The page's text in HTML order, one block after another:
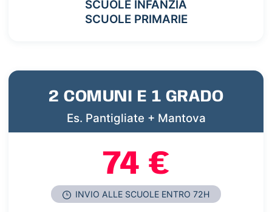
SCUOLE INFANZIA
SCUOLE PRIMARIE
2 COMUNI E 1 GRADO
Es. Pantigliate + Mantova
74 €
INVIO ALLE SCUOLE ENTRO 72H